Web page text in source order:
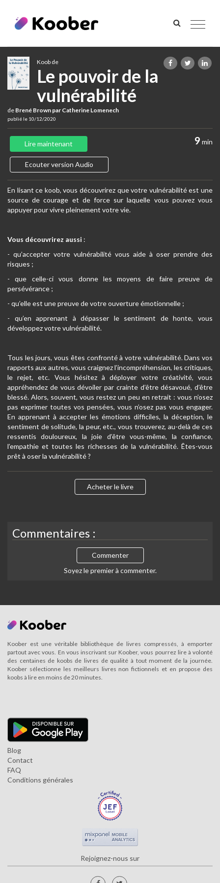
Toggle
Koob de
Le pouvoir de la
vulnérabilité
de Brené Brown par Catherine Lomenech
publié le 10/12/2020
9 min
Lire maintenant
Ecouter version Audio
En lisant ce koob, vous découvrirez que votre vulnérabilité est une
source de courage et de force sur laquelle vous pouvez vous
appuyer pour vivre pleinement votre vie.
Vous découvrirez aussi :
- qu’accepter votre vulnérabilité vous aide à oser prendre des
risques ;
- que celle-ci vous donne les moyens de faire preuve de
persévérance ;
- qu’elle est une preuve de votre ouverture émotionnelle ;
- qu’en apprenant à dépasser le sentiment de honte, vous
développez votre vulnérabilité.
Tous les jours, vous êtes confronté à votre vulnérabilité. Dans vos
rapports aux autres, vous craignez l’incompréhension, les critiques,
le rejet, etc. Vous hésitez à déployer votre créativité, vous
appréhendez de vous dévoiler par crainte d’être désavoué, d’être
blessé. Alors, souvent, vous restez un peu en retrait : vous n’osez
pas exprimer toutes vos pensées, vous n’osez pas vous engager.
En apprenant à accepter les émotions difficiles, la déception, le
sentiment de solitude, la peur, etc., vous trouverez, au-delà de ces
ressentis douloureux, la joie d’être vous-même, la confiance,
l’empathie et toutes les richesses de la vulnérabilité. Êtes-vous
prêt à oser la vulnérabilité ?
Acheter le livre
Commentaires :
Commenter
Soyez le premier à commenter.
Koober est une véritable bibliothèque de livres compressés, à emporter
partout avec vous. En vous inscrivant sur Koober, vous pourrez lire à volonté
des centaines de koobs de livres de qualité à tout moment de la journée.
Koober sélectionne les meilleurs livres non fictionnels et en propose des
koobs à lire en moins de 20 minutes.
Blog
Contact
FAQ
Conditions générales
Rejoignez-nous sur